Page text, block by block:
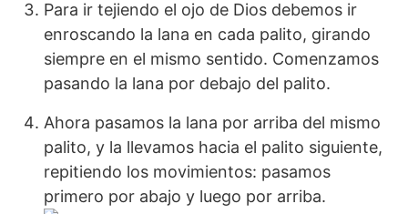
Para ir tejiendo el ojo de Dios debemos ir
enroscando la lana en cada palito, girando
siempre en el mismo sentido. Comenzamos
pasando la lana por debajo del palito.
Ahora pasamos la lana por arriba del mismo
palito, y la llevamos hacia el palito siguiente,
repitiendo los movimientos: pasamos
primero por abajo y luego por arriba.